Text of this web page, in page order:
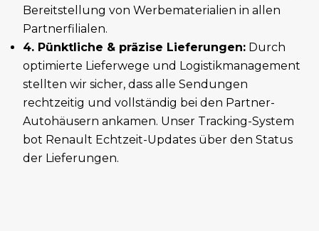
Bereitstellung von Werbematerialien in allen
Partnerfilialen.
4. Pünktliche & präzise Lieferungen: Durch
optimierte Lieferwege und Logistikmanagement
stellten wir sicher, dass alle Sendungen
rechtzeitig und vollständig bei den Partner-
Autohäusern ankamen. Unser Tracking-System
bot Renault Echtzeit-Updates über den Status
der Lieferungen.